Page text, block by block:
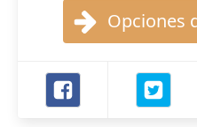
Opciones